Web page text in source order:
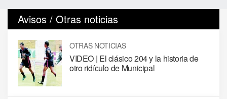
Avisos / Otras noticias
OTRAS NOTICIAS
VIDEO | El clásico 204 y la historia de
otro ridículo de Municipal